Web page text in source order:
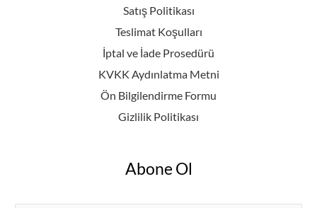
Satış Politikası
Teslimat Koşulları
İptal ve İade Prosedürü
KVKK Aydınlatma Metni
Ön Bilgilendirme Formu
Gizlilik Politikası
Abone Ol